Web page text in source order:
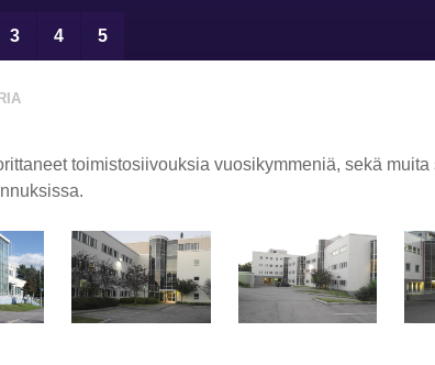
3 4 5
toimistosiivouksia vuosikymmeniä, sekä